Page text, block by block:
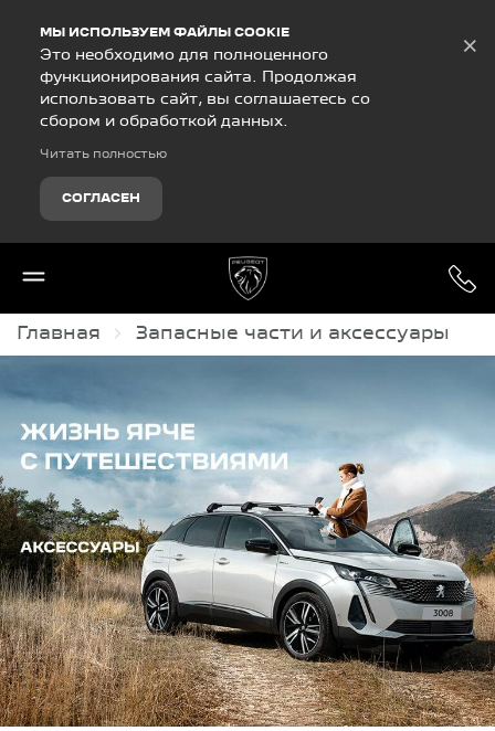
МЫ ИСПОЛЬЗУЕМ ФАЙЛЫ COOKIE
Это необходимо для полноценного
функционирования сайта. Продолжая
использовать сайт, вы соглашаетесь со
сбором и обработкой данных.
Читать полностью
СОГЛАСЕН
×
Главная Запасные части и аксессуары